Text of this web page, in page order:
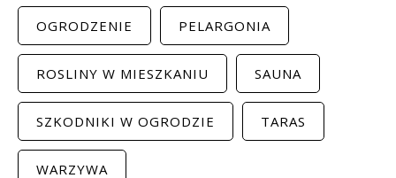
OGRODZENIE PELARGONIA
ROSLINY W MIESZKANIU SAUNA
SZKODNIKI W OGRODZIE TARAS
WARZYWA